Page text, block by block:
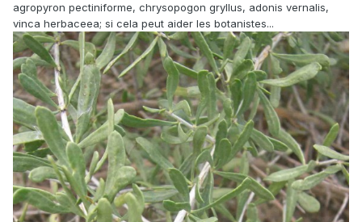
agropyron pectiniforme, chrysopogon gryllus, adonis vernalis,
vinca herbaceea; si cela peut aider les botanistes...